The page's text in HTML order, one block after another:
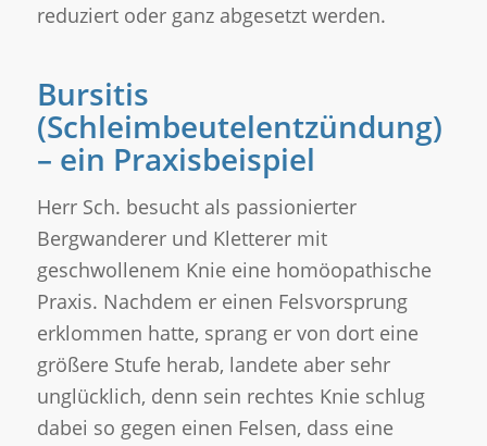
reduziert oder ganz abgesetzt werden.
Bursitis
(Schleimbeutelentzündung)
– ein Praxisbeispiel
Herr Sch. besucht als passionierter
Bergwanderer und Kletterer mit
geschwollenem Knie eine homöopathische
Praxis. Nachdem er einen Felsvorsprung
erklommen hatte, sprang er von dort eine
größere Stufe herab, landete aber sehr
unglücklich, denn sein rechtes Knie schlug
dabei so gegen einen Felsen, dass eine